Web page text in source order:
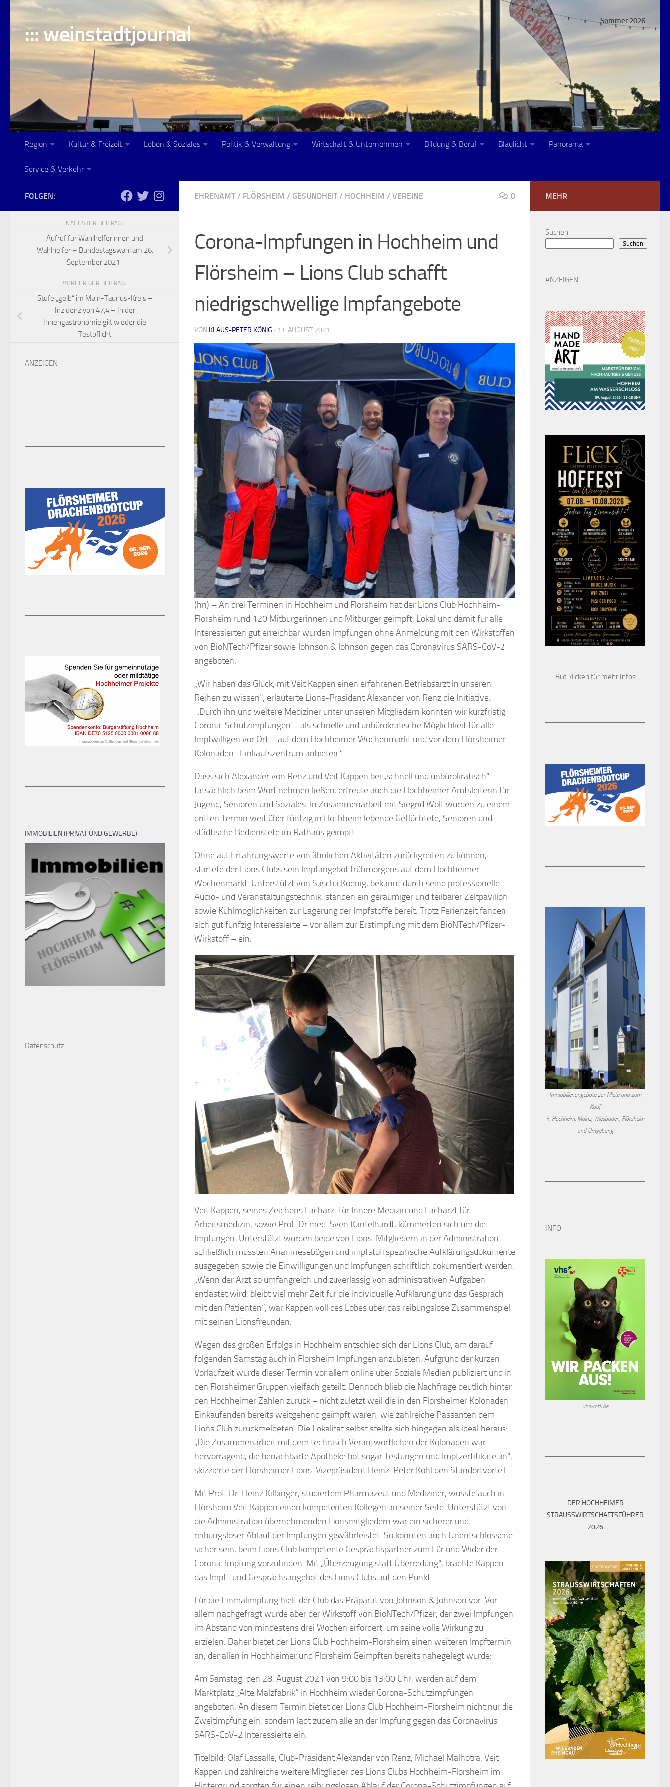
Skip to content
::: weinstadtjournal
Sommer 2026
Region Kultur & Freizeit Leben & Soziales Politik & Verwaltung Wirtschaft & Unternehmen Bildung & Beruf Blaulicht Panorama
Service & Verkehr
EHRENAMT / FLÖRSHEIM / GESUNDHEIT / HOCHHEIM / VEREINE 0
Corona-Impfungen in Hochheim und
Flörsheim – Lions Club schafft
niedrigschwellige Impfangebote
VON KLAUS-PETER KÖNIG · 13. AUGUST 2021
(hn) – An drei Terminen in Hochheim und Flörsheim hat der Lions Club Hochheim-
Flörsheim rund 120 Mitbürgerinnen und Mitbürger geimpft. Lokal und damit für alle
Interessierten gut erreichbar wurden Impfungen ohne Anmeldung mit den Wirkstoffen
von BioNTech/Pfizer sowie Johnson & Johnson gegen das Coronavirus SARS-CoV-2
angeboten.
„Wir haben das Glück, mit Veit Kappen einen erfahrenen Betriebsarzt in unseren
Reihen zu wissen“, erläuterte Lions-Präsident Alexander von Renz die Initiative.
„Durch ihn und weitere Mediziner unter unseren Mitgliedern konnten wir kurzfristig
Corona-Schutzimpfungen – als schnelle und unbürokratische Möglichkeit für alle
Impfwilligen vor Ort – auf dem Hochheimer Wochenmarkt und vor dem Flörsheimer
Kolonaden- Einkaufszentrum anbieten.“
Dass sich Alexander von Renz und Veit Kappen bei „schnell und unbürokratisch“
tatsächlich beim Wort nehmen ließen, erfreute auch die Hochheimer Amtsleiterin für
Jugend, Senioren und Soziales: In Zusammenarbeit mit Siegrid Wolf wurden zu einem
dritten Termin weit über fünfzig in Hochheim lebende Geflüchtete, Senioren und
städtische Bedienstete im Rathaus geimpft.
Ohne auf Erfahrungswerte von ähnlichen Aktivitäten zurückgreifen zu können,
startete der Lions Clubs sein Impfangebot frühmorgens auf dem Hochheimer
Wochenmarkt. Unterstützt von Sascha Koenig, bekannt durch seine professionelle
Audio- und Veranstaltungstechnik, standen ein geräumiger und teilbarer Zeltpavillon
sowie Kühlmöglichkeiten zur Lagerung der Impfstoffe bereit. Trotz Ferienzeit fanden
sich gut fünfzig Interessierte – vor allem zur Erstimpfung mit dem BioNTech/Pfizer-
Wirkstoff – ein.
Veit Kappen, seines Zeichens Facharzt für Innere Medizin und Facharzt für
Arbeitsmedizin, sowie Prof. Dr.med. Sven Kantelhardt, kümmerten sich um die
Impfungen. Unterstützt wurden beide von Lions-Mitgliedern in der Administration –
schließlich mussten Anamnesebögen und impfstoffspezifische Aufklärungsdokumente
ausgegeben sowie die Einwilligungen und Impfungen schriftlich dokumentiert werden.
„Wenn der Arzt so umfangreich und zuverlässig von administrativen Aufgaben
entlastet wird, bleibt viel mehr Zeit für die individuelle Aufklärung und das Gespräch
mit den Patienten“, war Kappen voll des Lobes über das reibungslose Zusammenspiel
mit seinen Lionsfreunden.
Wegen des großen Erfolgs in Hochheim entschied sich der Lions Club, am darauf
folgenden Samstag auch in Flörsheim Impfungen anzubieten. Aufgrund der kurzen
Vorlaufzeit wurde dieser Termin vor allem online über Soziale Medien publiziert und in
den Flörsheimer Gruppen vielfach geteilt. Dennoch blieb die Nachfrage deutlich hinter
den Hochheimer Zahlen zurück – nicht zuletzt weil die in den Flörsheimer Kolonaden
Einkaufenden bereits weitgehend geimpft waren, wie zahlreiche Passanten dem
Lions Club zurückmeldeten. Die Lokalität selbst stellte sich hingegen als ideal heraus:
„Die Zusammenarbeit mit dem technisch Verantwortlichen der Kolonaden war
hervorragend, die benachbarte Apotheke bot sogar Testungen und Impfzertifikate an“,
skizzierte der Flörsheimer Lions-Vizepräsident Heinz-Peter Kohl den Standortvorteil.
Mit Prof. Dr. Heinz Kilbinger, studiertem Pharmazeut und Mediziner, wusste auch in
Flörsheim Veit Kappen einen kompetenten Kollegen an seiner Seite. Unterstützt von
die Administration übernehmenden Lionsmitgliedern war ein sicherer und
reibungsloser Ablauf der Impfungen gewährleistet. So konnten auch Unentschlossene
sicher sein, beim Lions Club kompetente Gesprächspartner zum Für und Wider der
Corona-Impfung vorzufinden. Mit „Überzeugung statt Überredung“, brachte Kappen
das Impf- und Gesprächsangebot des Lions Clubs auf den Punkt.
Für die Einmalimpfung hielt der Club das Präparat von Johnson & Johnson vor. Vor
allem nachgefragt wurde aber der Wirkstoff von BioNTech/Pfizer, der zwei Impfungen
im Abstand von mindestens drei Wochen erfordert, um seine volle Wirkung zu
erzielen. Daher bietet der Lions Club Hochheim-Flörsheim einen weiteren Impftermin
an, der allen in Hochheimer und Flörsheim Geimpften bereits nahegelegt wurde:
Am Samstag, den 28. August 2021 von 9:00 bis 13:00 Uhr, werden auf dem
Marktplatz „Alte Malzfabrik“ in Hochheim wieder Corona-Schutzimpfungen
angeboten. An diesem Termin bietet der Lions Club Hochheim-Flörsheim nicht nur die
Zweitimpfung ein, sondern lädt zudem alle an der Impfung gegen das Coronavirus
SARS-CoV-2 Interessierte ein.
Titelbild: Olaf Lassalle, Club-Präsident Alexander von Renz, Michael Malhotra, Veit
Kappen und zahlreiche weitere Mitglieder des Lions Clubs Hochheim-Flörsheim im
FOLGEN:
NÄCHSTER BEITRAG
Aufruf für Wahlhelferinnen und
Wahlhelfer – Bundestagswahl am 26.
September 2021
VORHERIGER BEITRAG
Stufe „gelb“ im Main-Taunus-Kreis –
Inzidenz von 47,4 – In der
Innengastronomie gilt wieder die
Testpflicht
ANZEIGEN
IMMOBILIEN (PRIVAT UND GEWERBE)
Datenschutz
MEHR
Suchen
Suchen
ANZEIGEN
Bild klicken für mehr Infos
Immobilienangebote zur Miete und zum
Kauf
in Hochheim, Mainz, Wiesbaden, Flörsheim
und Umgebung
INFO
vhs-mtk.de
DER HOCHHEIMER
STRAUSSWIRTSCHAFTSFÜHRER 2
026